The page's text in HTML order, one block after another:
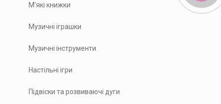
М'які книжки
Музичні іграшки
Музичні інструменти
Настільні ігри
Підвіски та розвиваючі дуги